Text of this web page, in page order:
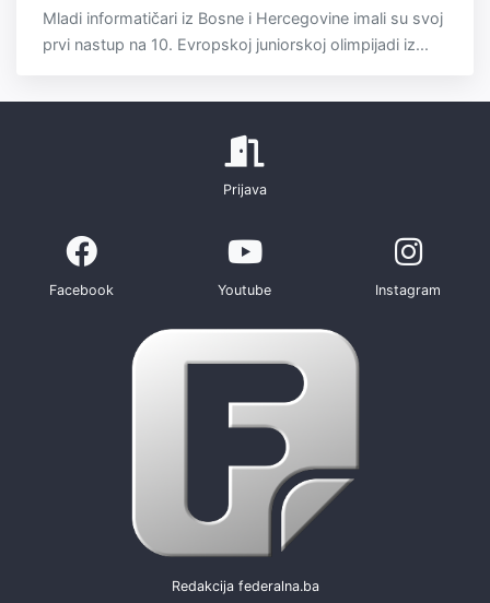
Mladi informatičari iz Bosne i Hercegovine imali su svoj
prvi nastup na 10. Evropskoj juniorskoj olimpijadi iz...
Prijava
Facebook Youtube Instagram
Redakcija federalna.ba